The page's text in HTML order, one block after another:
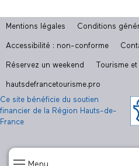
Menu
Mentions légales Conditions
Accessibilité : non-conforme
Réservez un weekend Tourisme
hautsdefrancetourisme.pro
Ce site bénéficie du soutien
financier de la Région Hauts-de-
France